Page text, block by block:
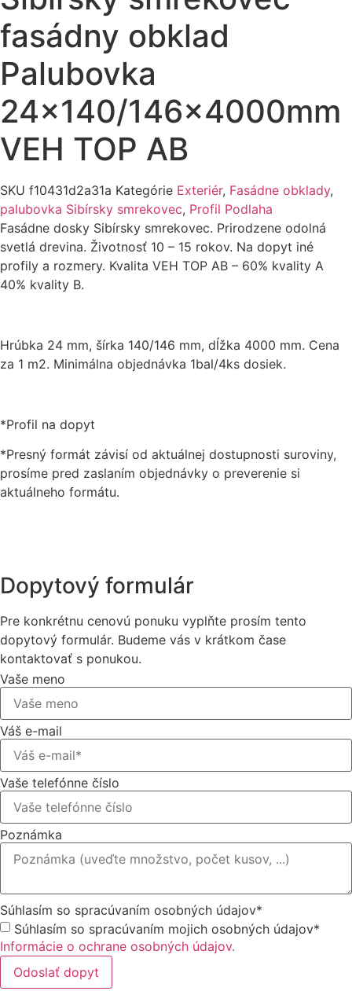
fasádny obklad
Palubovka
24×140/146x4000mm
VEH TOP AB
SKU f10431d2a31a Kategórie Exteriér, Fasádne obklady,
palubovka Sibírsky smrekovec, Profil Podlaha
Fasádne dosky Sibírsky smrekovec. Prirodzene odolná
svetlá drevina. Životnosť 10 – 15 rokov. Na dopyt iné
profily a rozmery. Kvalita VEH TOP AB – 60% kvality A
40% kvality B.
Hrúbka 24 mm, šírka 140/146 mm, dĺžka 4000 mm. Cena
za 1 m2. Minimálna objednávka 1bal/4ks dosiek.
*Profil na dopyt
*Presný formát závisí od aktuálnej dostupnosti suroviny,
prosíme pred zaslaním objednávky o preverenie si
aktuálneho formátu.
Dopytový formulár
Pre konkrétnu cenovú ponuku vyplňte prosím tento
dopytový formulár. Budeme vás v krátkom čase
kontaktovať s ponukou.
Vaše meno
Váš e-mail
Vaše telefónne číslo
Poznámka
Súhlasím so spracúvaním osobných údajov*
Súhlasím so spracúvaním mojich osobných údajov*
Informácie o ochrane osobných údajov.
Odoslať dopyt